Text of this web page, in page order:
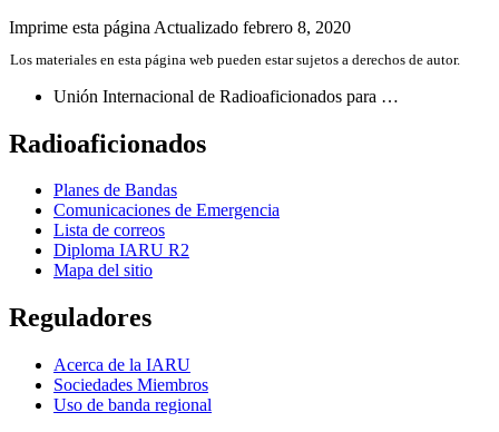
Imprime esta página Actualizado febrero 8, 2020
Los materiales en esta página web pueden estar sujetos a derechos de autor.
Unión Internacional de Radioaficionados para …
Radioaficionados
Planes de Bandas
Comunicaciones de Emergencia
Lista de correos
Diploma IARU R2
Mapa del sitio
Reguladores
Acerca de la IARU
Sociedades Miembros
Uso de banda regional